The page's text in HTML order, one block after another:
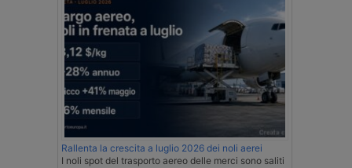
Rallenta la crescita a luglio 2026 dei noli aerei
I noli spot del trasporto aereo delle merci sono saliti